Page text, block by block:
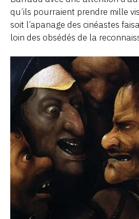
qu’ils pourraient prendre mille
soit l’apanage des cinéastes
loin des obsédés de la